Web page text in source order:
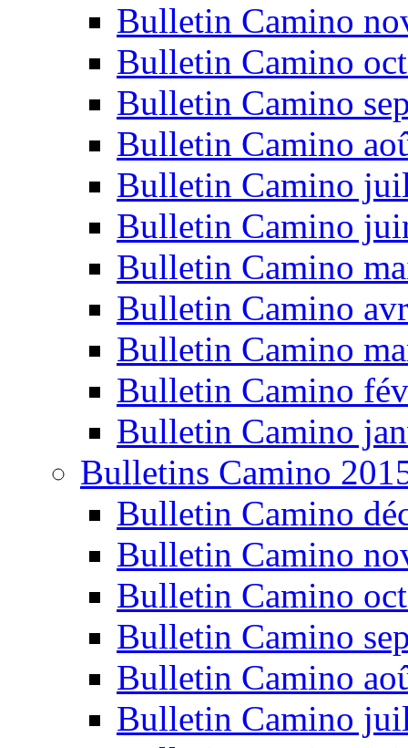
Bulletin Camino
Bulletin Camino
Bulletin Camino
Bulletin Camino
Bulletin Camino
Bulletin Camino
Bulletin Camino
Bulletin Camino
Bulletin Camino
Bulletin Camino
Bulletin Camino
Bulletins Camino
Bulletin Camino
Bulletin Camino
Bulletin Camino
Bulletin Camino
Bulletin Camino
Bulletin Camino